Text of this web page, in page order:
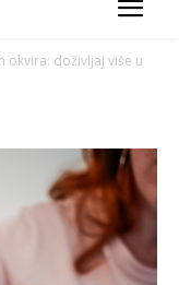
okvira: doživljaj više u